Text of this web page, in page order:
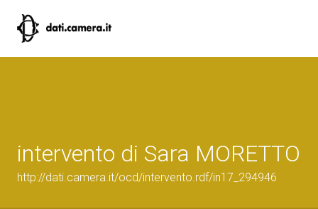
intervento di Sara MORETTO
http://dati.camera.it/ocd/intervento.rdf/in17_294946